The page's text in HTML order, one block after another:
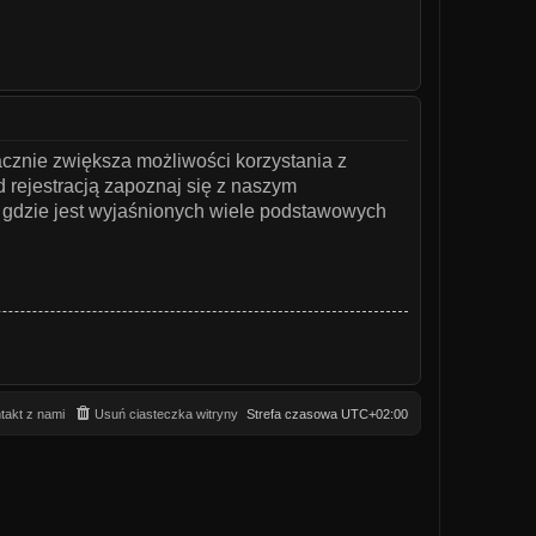
zwiększa możliwości korzystania z
rejestracją zapoznaj się z naszym
jest wyjaśnionych wiele podstawowych
Strefa czasowa UTC+02:00
Usuń ciasteczka witryny
z nami